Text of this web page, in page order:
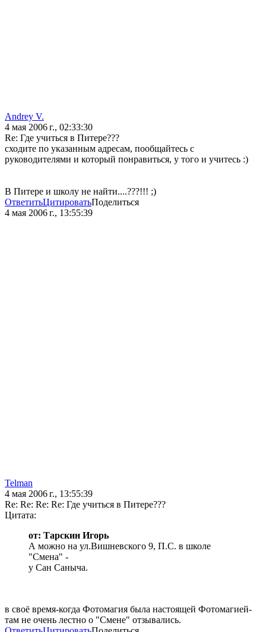
Andrey V.
4 мая 2006 г., 02:33:30
Re: Где учиться в Питере???
сходите по указанным адресам, пообщайтесь с
руководителями и который понравиться, у того и учитесь :)
В Питере и школу не найти....???!!! ;)
ОтветитьЦитироватьПоделиться
4 мая 2006 г., 13:55:39
Telman
4 мая 2006 г., 13:55:39
Re: Re: Re: Re: Где учиться в Питере???
Цитата:
от: Тарскин Игорь
А можно на ул.Вишневского 9, П.С. в школе
"Смена" -
у Сан Саныча.
в своё время-когда Фотомагия была настоящей Фотомагией-
там не очень лестно о "Смене" отзывались.